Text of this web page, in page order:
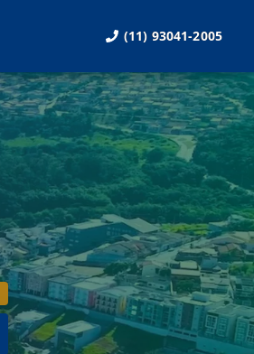
(11) 93041-2005